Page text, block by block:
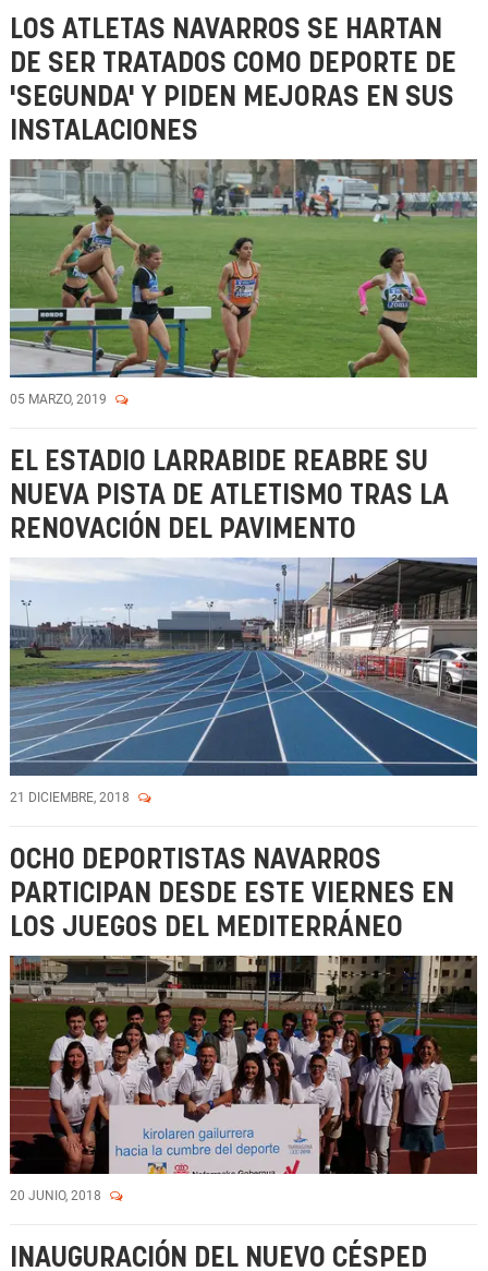
LOS ATLETAS NAVARROS SE HARTAN
DE SER TRATADOS COMO DEPORTE DE
'SEGUNDA' Y PIDEN MEJORAS EN SUS
INSTALACIONES
05 MARZO, 2019
EL ESTADIO LARRABIDE REABRE SU
NUEVA PISTA DE ATLETISMO TRAS LA
RENOVACIÓN DEL PAVIMENTO
21 DICIEMBRE, 2018
OCHO DEPORTISTAS NAVARROS
PARTICIPAN DESDE ESTE VIERNES EN
LOS JUEGOS DEL MEDITERRÁNEO
20 JUNIO, 2018
INAUGURACIÓN DEL NUEVO CÉSPED